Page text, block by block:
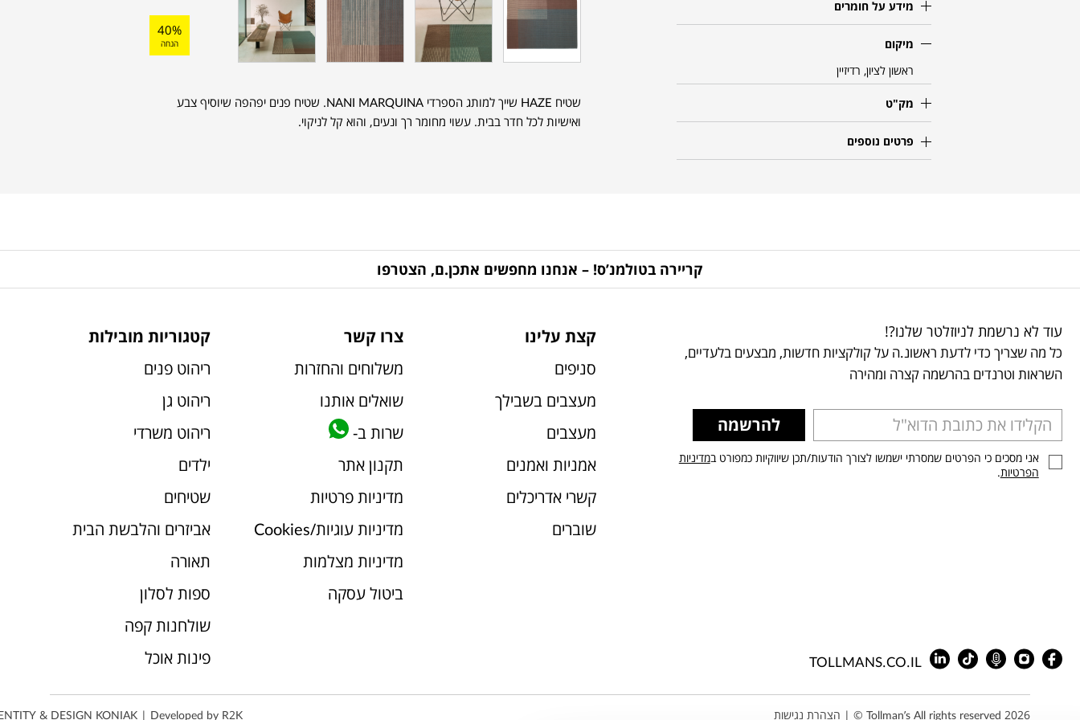
מידע על חומרים
מיקום
ראשון לציון, רדיזיין
מק"ט
פרטים נוספים
40%
הנחה
שטיח HAZE שייך למותג הספרדי NANI MARQUINA. שטיח פנים יפהפה שיוסיף צבע
ואישיות לכל חדר בבית. עשוי מחומר רך ונעים, והוא קל לניקוי.
קריירה בטולמנ’ס! – אנחנו מחפשים אתכן.ם, הצטרפו
עוד לא נרשמת לניוזלטר שלנו?!
כל מה שצריך כדי לדעת ראשונ.ה על קולקציות חדשות, מבצעים בלעדיים,
השראות וטרנדים בהרשמה קצרה ומהירה
להרשמה
אני מסכים כי הפרטים שמסרתי ישמשו לצורך הודעות/תכן שיווקיות כמפורט במדיניות
הפרטיות.
TOLLMANS.CO.IL
קצת עלינו
סניפים
מעצבים בשבילך
מעצבים
אמניות ואמנים
קשרי אדריכלים
שוברים
צרו קשר
משלוחים והחזרות
שואלים אותנו
שרות ב-
תקנון אתר
מדיניות פרטיות
מדיניות עוגיות/Cookies
מדיניות מצלמות
ביטול עסקה
קטגוריות מובילות
ריהוט פנים
ריהוט גן
ריהוט משרדי
ילדים
שטיחים
אביזרים והלבשת הבית
תאורה
ספות לסלון
שולחנות קפה
פינות אוכל
Tollman’s All rights reserved 2026 © | הצהרת נגישות & DESIGN KONIAK | Developed by R2K